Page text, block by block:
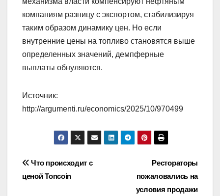
компаниям разницу с экспортом, стабилизируя
таким образом динамику цен. Но если
внутренние цены на топливо становятся выше
определенных значений, демпферные
выплаты обнуляются.
Источник:
http://argumenti.ru/economics/2025/10/970499
Навигация
по
Рестораторы
пожаловались на
условия продажи
Что происходит с
ценой Toncoin